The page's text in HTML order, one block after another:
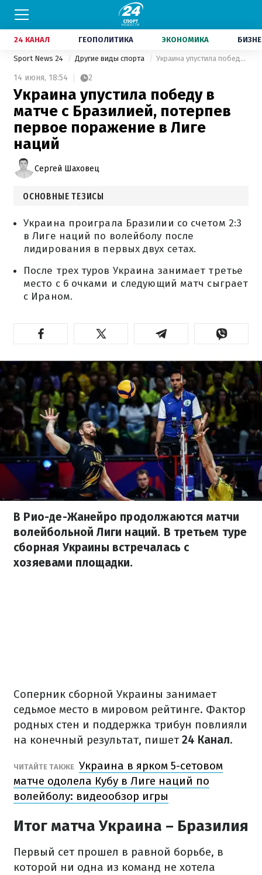
24 КАНАЛ ГЕОПОЛИТИКА ЭКОНОМИКА
Sport News 24 Другие виды спорта Украина упустила победу в матче с Бразилией, потерпев первое поражение в Лиге наций
14 июня, 18:54 2
Украина упустила победу в
матче с Бразилией, потерпев
первое поражение в Лиге
наций
Сергей Шаховец
ОСНОВНЫЕ ТЕЗИСЫ
Украина проиграла Бразилии со счетом 2:3
в Лиге наций по волейболу после
лидирования в первых двух сетах.
После трех туров Украина занимает третье
место с 6 очками и следующий матч сыграет
с Ираном.
В Рио-де-Жанейро продолжаются матчи
волейбольной Лиги наций. В третьем туре
сборная Украины встречалась с
хозяевами площадки.
Соперник сборной Украины занимает
седьмое место в мировом рейтинге. Фактор
родных стен и поддержка трибун повлияли
на конечный результат, пишет24 Канал.
ЧИТАЙТЕ ТАКЖЕ Украина в ярком 5-сетовом
матче одолела Кубу в Лиге наций по
волейболу: видеообзор игры
Итог матча Украина – Бразилия
Первый сет прошел в равной борьбе, в
которой ни одна из команд не хотела